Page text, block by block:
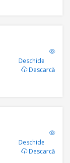
Deschide
Descarcă
Deschide
Descarcă